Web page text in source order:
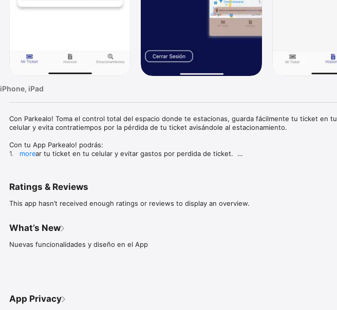
iPhone, iPad
Con Parkealo! Toma el control total del espacio donde te estacionas, guarda fácilmente tu ticket en tu
celular y evita contratiempos por la pérdida de tu ticket avisándole al estacionamiento.
Con tu App Parkealo! podrás:
1. Guardar tu ticket en tu celular y evitar gastos por perdida de ticket.
5. Tener un historial de todas las veces que usaste un estacionamiento Parkealo!
more
Ratings & Reviews
This app hasn’t received enough ratings or reviews to display an overview.
What’s New
Nuevas funcionalidades y diseño en el App
App Privacy